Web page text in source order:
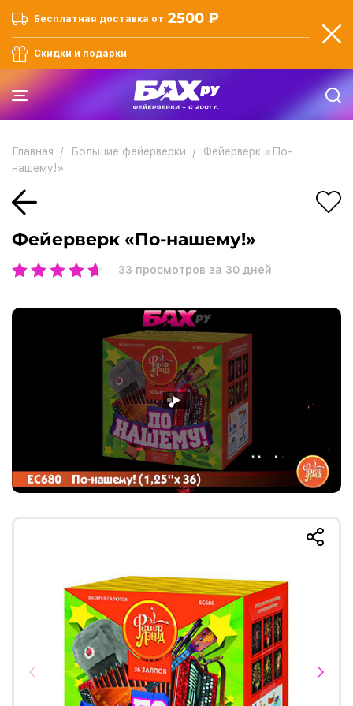
Бесплатная доставка от 2500 ₽
Скидки и подарки
Главная Большие фейерверки
Фейерверк «По-
нашему!»
Фейерверк «По-нашему!»
33 просмотров за 30 дней